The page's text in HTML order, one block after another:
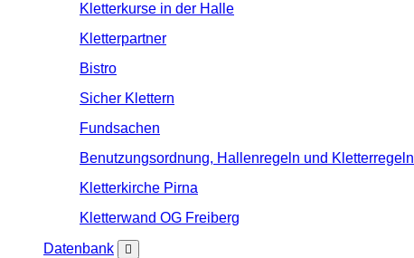
Kletterkurse in der Halle
Kletterpartner
Bistro
Sicher Klettern
Fundsachen
Benutzungsordnung, Hallenregeln und Kletterregeln
Kletterkirche Pirna
Kletterwand OG Freiberg
Datenbank